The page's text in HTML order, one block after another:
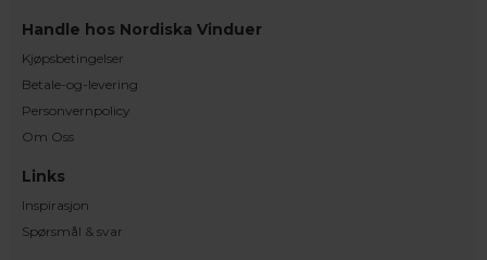
Handle hos Nordiska Vinduer
Kjøpsbetingelser
Betale-og-levering
Personvernpolicy
Om Oss
Links
Inspirasjon
Spørsmål & svar